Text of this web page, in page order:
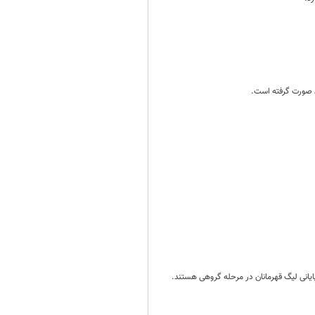
صورت گرفته است.
لیگ قهرمانان در مرحله گروهی هستند.